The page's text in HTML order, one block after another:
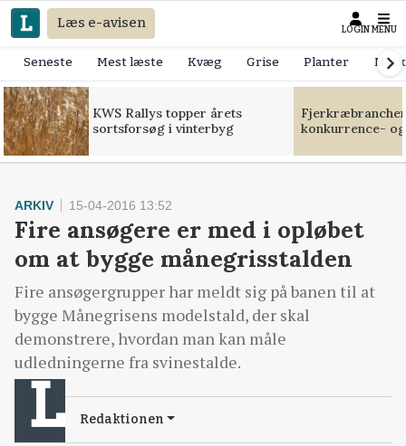
Læs e-avisen LOGIN MENU
Seneste Mest læste Kvæg Grise Planter
KWS Rallys topper årets
sortsforsøg i vinterbyg
konkurrence-
ARKIV 15-04-2016 13:52
Fire ansøgere er med i opløbet
om at bygge månegrisstalden
Fire ansøgergrupper har meldt sig på banen til at
bygge Månegrisens modelstald, der skal
demonstrere, hvordan man kan måle
udledningerne fra svinestalde.
Redaktionen